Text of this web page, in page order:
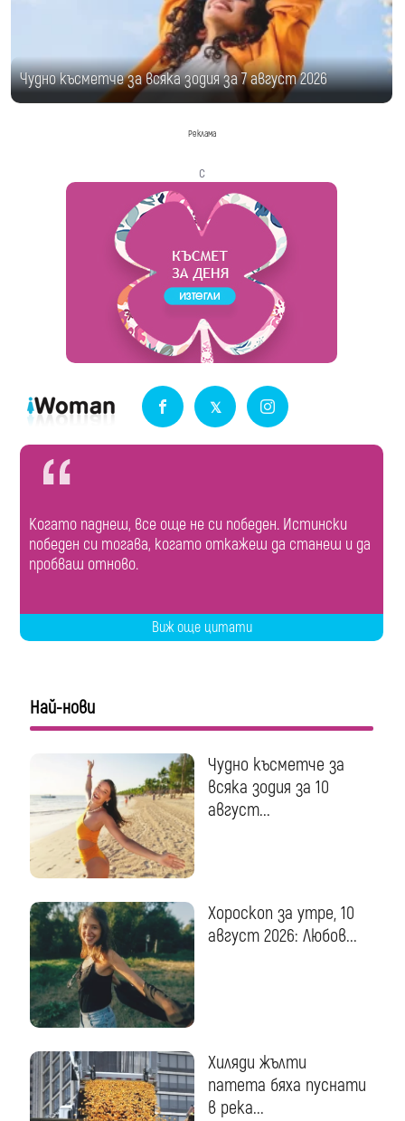
Чудно късметче за всяка зодия за 7 август 2026
Реклама
с
Когато паднеш, все още не си победен. Истински
победен си тогава, когато откажеш да станеш и да
пробваш отново.
Виж още цитати
Най-нови
Чудно късметче за
всяка зодия за 10
август...
Хороскоп за утре, 10
август 2026: Любов...
Хиляди жълти
патета бяха пуснати
в река...